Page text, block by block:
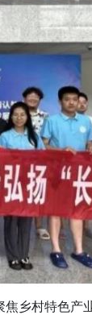
乡村特色